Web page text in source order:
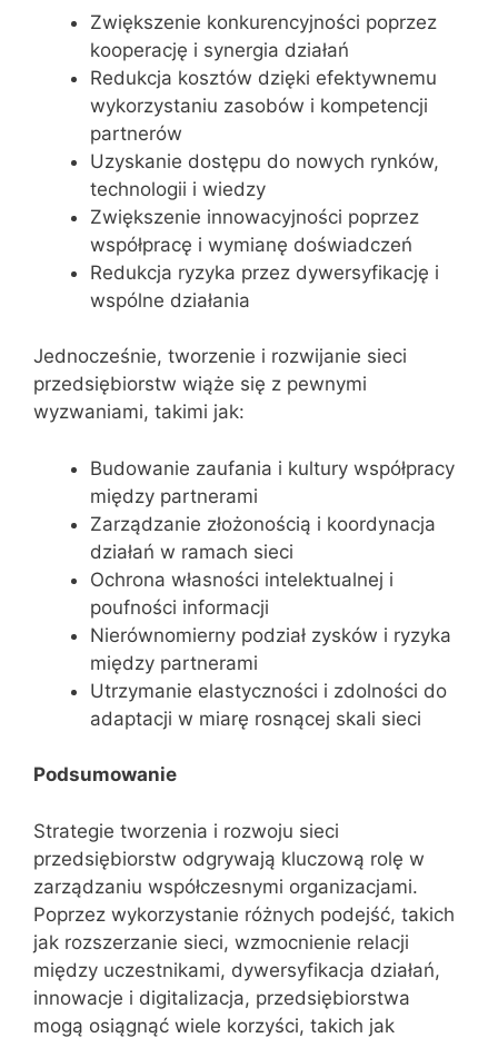
Zwiększenie konkurencyjności poprzez
kooperację i synergia działań
Redukcja kosztów dzięki efektywnemu
wykorzystaniu zasobów i kompetencji
partnerów
Uzyskanie dostępu do nowych rynków,
technologii i wiedzy
Zwiększenie innowacyjności poprzez
współpracę i wymianę doświadczeń
Redukcja ryzyka przez dywersyfikację i
wspólne działania
Jednocześnie, tworzenie i rozwijanie sieci
przedsiębiorstw wiąże się z pewnymi
wyzwaniami, takimi jak:
Budowanie zaufania i kultury współpracy
między partnerami
Zarządzanie złożonością i koordynacja
działań w ramach sieci
Ochrona własności intelektualnej i
poufności informacji
Nierównomierny podział zysków i ryzyka
między partnerami
Utrzymanie elastyczności i zdolności do
adaptacji w miarę rosnącej skali sieci
Podsumowanie
Strategie tworzenia i rozwoju sieci
przedsiębiorstw odgrywają kluczową rolę w
zarządzaniu współczesnymi organizacjami.
Poprzez wykorzystanie różnych podejść, takich
jak rozszerzanie sieci, wzmocnienie relacji
między uczestnikami, dywersyfikacja działań,
innowacje i digitalizacja, przedsiębiorstwa
mogą osiągnąć wiele korzyści, takich jak